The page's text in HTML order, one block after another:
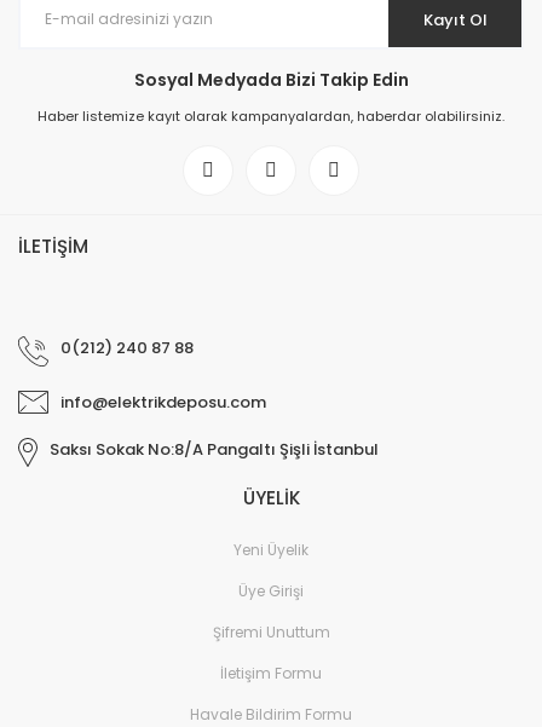
Kayıt Ol
Sosyal Medyada Bizi Takip Edin
Haber listemize kayıt olarak kampanyalardan, haberdar olabilirsiniz.
İLETİŞİM
0(212) 240 87 88
info@elektrikdeposu.com
Saksı Sokak No:8/A Pangaltı Şişli İstanbul
ÜYELİK
Yeni Üyelik
Üye Girişi
Şifremi Unuttum
İletişim Formu
Havale Bildirim Formu